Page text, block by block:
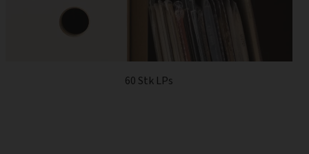
60 Stk LPs